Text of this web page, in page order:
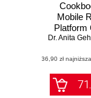
Mobile
Platform
Dr. Anita
(36,90 zł